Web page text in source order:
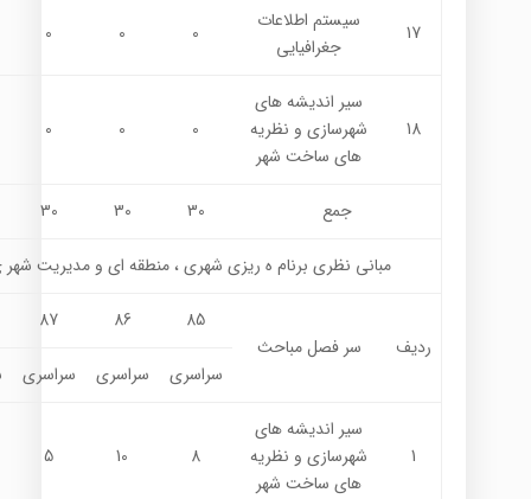
17
سيستم اطلاعات
جغرافيايي
0
0
0
18
سیر اندیشه های
شهرسازی و نظریه
های ساخت شهر
0
0
0
جمع 30
30
30
مباني نظري برنام ه ريزي شهري ، منطقه اي و مديريت
ردیف سر فصل مباحث
85
86
87
سراسری سراسری سراسری
1
سیر اندیشه های
شهرسازی و نظریه
های ساخت شهر
8
10
5